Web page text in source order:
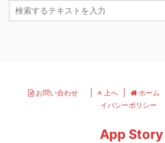
お問い合わせ 上へ ホーム
イバシーポリシー
App Story